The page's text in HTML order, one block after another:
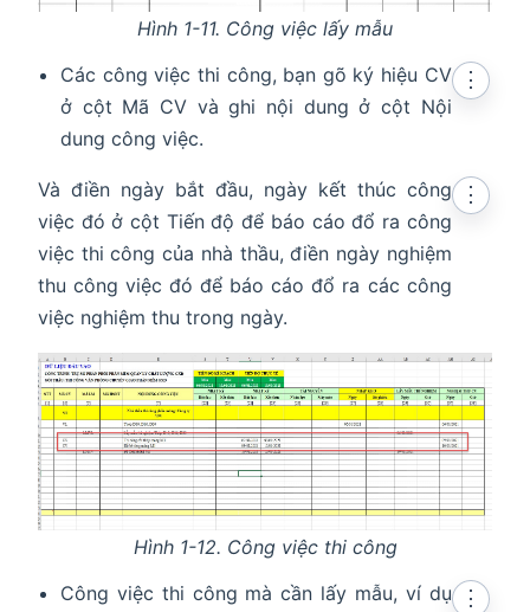
Hình 1-11. Công việc lấy mẫu
Các công việc thi công, bạn gõ ký hiệu CV
ở cột Mã CV và ghi nội dung ở cột Nội
dung công việc.
⋮
Và điền ngày bắt đầu, ngày kết thúc công
việc đó ở cột Tiến độ để báo cáo đổ ra công
việc thi công của nhà thầu, điền ngày nghiệm
thu công việc đó để báo cáo đổ ra các công
việc nghiệm thu trong ngày.
⋮
Hình 1-12. Công việc thi công
Công việc thi công mà cần lấy mẫu, ví dụ
⋮